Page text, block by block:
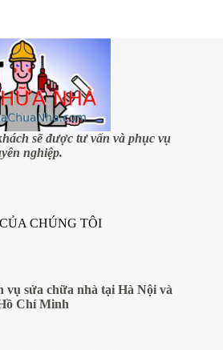
sẽ được tư vấn và phục vụ
nghiệp.
CHÚNG TÔI
vụ sửa chữa nhà tại Hà Nội và
Chí Minh